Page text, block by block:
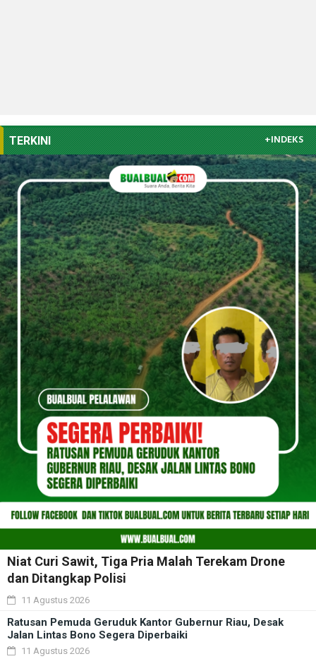
TERKINI +INDEKS
Niat Curi Sawit, Tiga Pria Malah Terekam Drone
dan Ditangkap Polisi
11 Agustus 2026
Ratusan Pemuda Geruduk Kantor Gubernur Riau, Desak
Jalan Lintas Bono Segera Diperbaiki
11 Agustus 2026